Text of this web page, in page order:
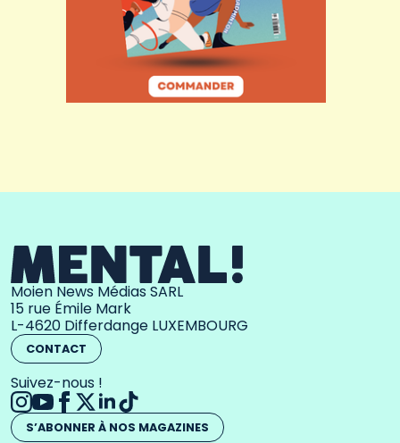
Moien News Médias SARL
15 rue Émile Mark
L-4620 Differdange LUXEMBOURG
CONTACT
Suivez-nous !
S’ABONNER À NOS MAGAZINES